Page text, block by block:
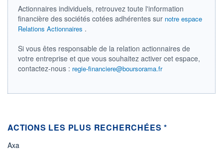
ÉLIGIBILITÉ
Non éligible
Boursobank
+ PORTEFEUILLE + LISTE
Actionnaires individuels, retrouvez toute l'information
financière des sociétés cotées adhérentes sur notre espace
Relations Actionnaires .
Si vous êtes responsable de la relation actionnaires de
votre entreprise et que vous souhaitez activer cet espace,
contactez-nous : regie-financiere@boursorama.fr
ACTIONS LES PLUS RECHERCHÉES *
Axa